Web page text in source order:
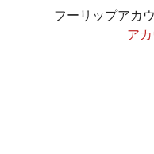
フーリップアカ
ア